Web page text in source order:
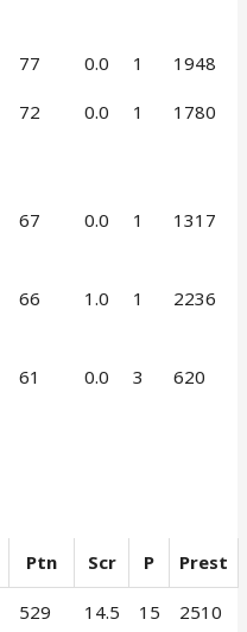
77 0.0 1 1948
72 0.0 1 1780
67 0.0 1 1317
66 1.0 1 2236
61 0.0 3 620
Ptn Scr P Prest
529 14.5 15 2510